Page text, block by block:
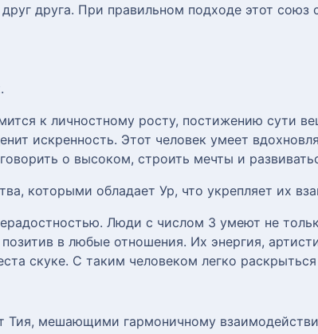
друга. При правильном подходе этот союз
к личностному росту, постижению сути
искренность. Этот человек умеет
о высоком, строить мечты и
которыми обладает Ур, что укрепляет их
Люди с числом 3 умеют не
позитив в любые отношения. Их энергия,
скуке. С таким человеком легко
Тия, мешающими гармоничному